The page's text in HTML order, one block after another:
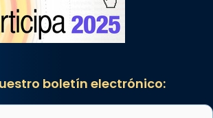
boletín electrónico: